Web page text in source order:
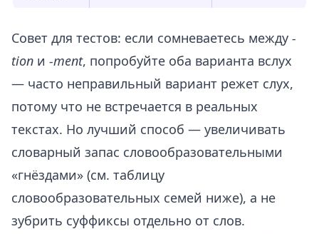
Совет для тестов: если сомневаетесь между -
tion и -ment, попробуйте оба варианта вслух
— часто неправильный вариант режет слух,
потому что не встречается в реальных
текстах. Но лучший способ — увеличивать
словарный запас словообразовательными
«гнёздами» (см. таблицу
словообразовательных семей ниже), а не
зубрить суффиксы отдельно от слов.